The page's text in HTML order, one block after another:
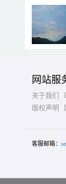
网站服
关于我们
版权声明
客服邮箱：